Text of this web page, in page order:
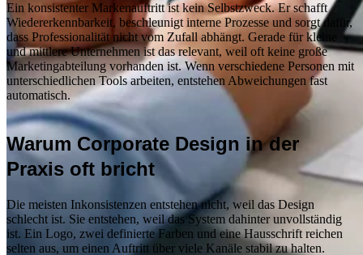
Ein konsistenter Markenauftritt ist kein Selbstzweck. Er schafft
Wiedererkennbarkeit, beschleunigt interne Prozesse und sorgt dafür,
dass Professionalität nicht vom Zufall abhängt. Gerade für kleine
und mittlere Unternehmen ist das relevant, weil oft keine große
Marketingabteilung vorhanden ist. Wenn verschiedene Personen mit
unterschiedlichen Tools arbeiten, entstehen Abweichungen fast
automatisch.
Warum Corporate Design in der
Praxis oft bricht
Die meisten Inkonsistenzen entstehen nicht, weil das Design
schlecht ist. Sie entstehen, weil das System dahinter unvollständig
ist. Ein Logo, zwei definierte Farben und eine Hausschrift reichen
selten aus, um einen Auftritt über viele Kanäle stabil zu halten.